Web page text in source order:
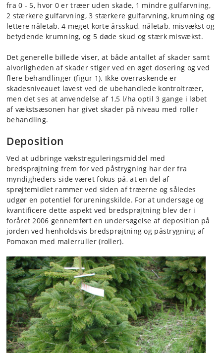
fra 0 - 5, hvor 0 er træer uden skade, 1 mindre gulfarvning,
2 stærkere gulfarvning, 3 stærkere gulfarvning, krumning og
lettere nåletab, 4 meget korte årsskud, nåletab, misvækst og
betydende krumning, og 5 døde skud og stærk misvækst.
Det generelle billede viser, at både antallet af skader samt
alvorligheden af skader stiger ved en øget dosering og ved
flere behandlinger (figur 1). Ikke overraskende er
skadesniveauet lavest ved de ubehandlede kontroltræer,
men det ses at anvendelse af 1,5 l/ha optil 3 gange i løbet
af vækstsæsonen har givet skader på niveau med roller
behandling.
Deposition
Ved at udbringe vækstreguleringsmiddel med
bredsprøjtning frem for ved påstrygning har der fra
myndigheders side været fokus på, at en del af
sprøjtemidlet rammer ved siden af træerne og således
udgør en potentiel forureningskilde. For at undersøge og
kvantificere dette aspekt ved bredsprøjtning blev der i
foråret 2006 gennemført en undersøgelse af deposition på
jorden ved henholds­vis bredsprøjtning og påstrygning af
Pomoxon med malerruller (roller).